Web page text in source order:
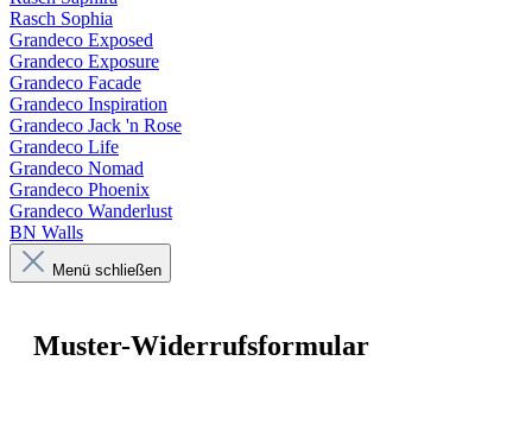
Rasch Sophia
Grandeco Exposed
Grandeco Exposure
Grandeco Facade
Grandeco Inspiration
Grandeco Jack 'n Rose
Grandeco Life
Grandeco Nomad
Grandeco Phoenix
Grandeco Wanderlust
BN Walls
Menü schließen
Muster-Widerrufsformular